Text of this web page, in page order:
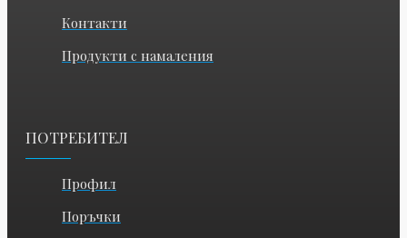
Контакти
Продукти с намаления
ПОТРЕБИТЕЛ
Профил
Поръчки